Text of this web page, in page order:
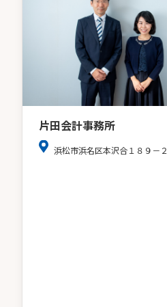
片田会計事務所
浜松市浜名区本沢合１８９－２